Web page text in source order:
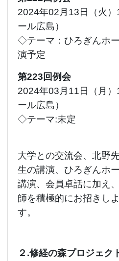
2024年02月13日（火
ール広島）
◇テーマ：ひろぎんホ
演予定
第223回例会
2024年03月11日（月
ール広島）
◇テーマ:未定
大学との交流会、北野
生の講演、ひろぎんホ
講演、会員卓話に加え
師を積極的にお招きし
す。
２.修経の森プロジェク